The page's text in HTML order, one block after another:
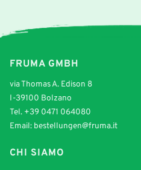
FRUMA GMBH
via Thomas A. Edison 8
I-39100 Bolzano
Tel. +39 0471 064080
Email: bestellungen@fruma.it
CHI SIAMO